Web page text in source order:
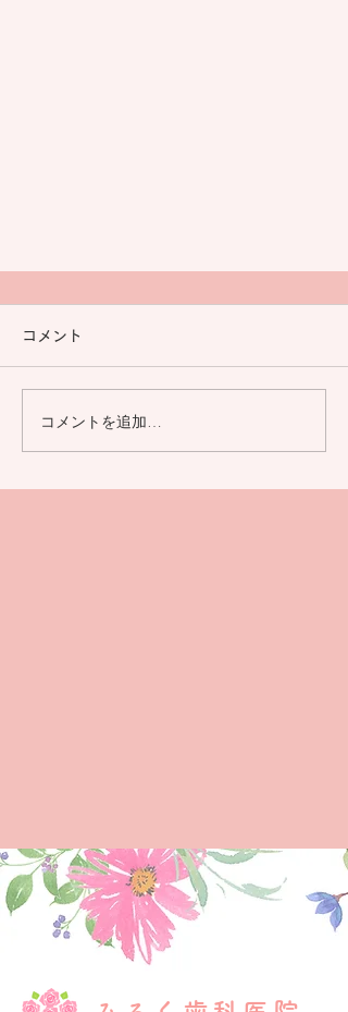
ホームページを公開しました
コメント
コメントを追加…